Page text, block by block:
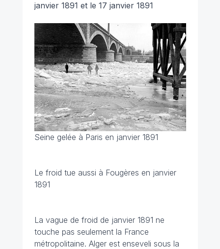
janvier 1891 et le 17 janvier 1891
Seine gelée à Paris en janvier 1891
Le froid tue aussi à Fougères en janvier
1891
La vague de froid de janvier 1891 ne
touche pas seulement la France
métropolitaine. Alger est enseveli sous la